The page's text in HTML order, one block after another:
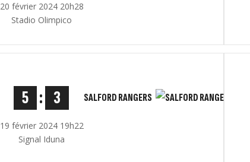
20 février 2024 20h28
Stadio Olimpico
5 : 3 SALFORD RANGERS
19 février 2024 19h22
Signal Iduna